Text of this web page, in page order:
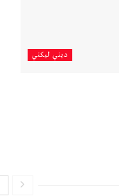
دیني لیکني